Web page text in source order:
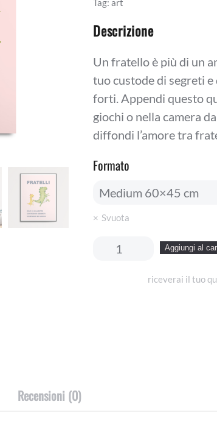
Tag: art
Descrizione
Un fratello è più di un
tuo custode di segreti
forti. Appendi questo
giochi o nella camera
diffondi l’amore tra
Formato
Svuota
Fratelli
Aggiungi al
riceverai il tuo
Recensioni (0)